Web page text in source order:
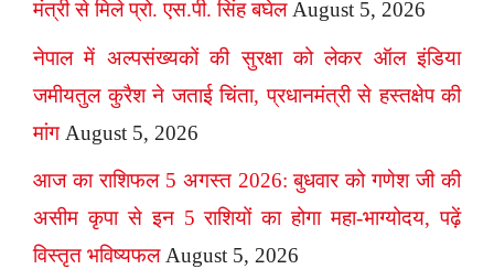
मंत्री से मिले प्रो. एस.पी. सिंह बघेल August 5, 2026
नेपाल में अल्पसंख्यकों की सुरक्षा को लेकर ऑल इंडिया
जमीयतुल कुरैश ने जताई चिंता, प्रधानमंत्री से हस्तक्षेप की
मांग August 5, 2026
आज का राशिफल 5 अगस्त 2026: बुधवार को गणेश जी की
असीम कृपा से इन 5 राशियों का होगा महा-भाग्योदय, पढ़ें
विस्तृत भविष्यफल August 5, 2026